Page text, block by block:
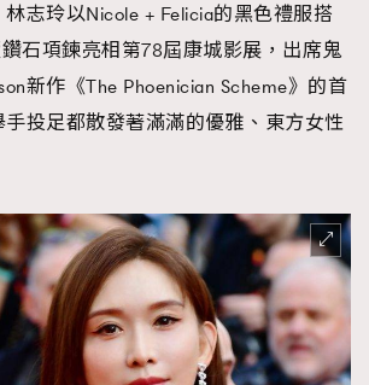
志玲以Nicole + Felicia的黑色禮服搭
石項鍊亮相第78屆康城影展，出席鬼
新作《The Phoenician Scheme》的首
投足都散發著滿滿的優雅、東方女性